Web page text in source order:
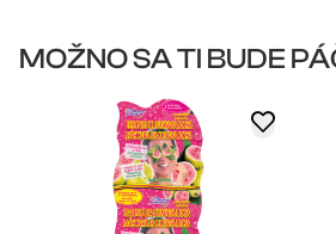
MOŽNO SA TI BUDE